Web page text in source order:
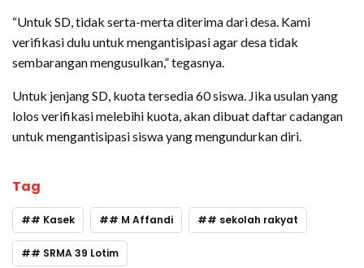
“Untuk SD, tidak serta-merta diterima dari desa. Kami
verifikasi dulu untuk mengantisipasi agar desa tidak
sembarangan mengusulkan,” tegasnya.
Untuk jenjang SD, kuota tersedia 60 siswa. Jika usulan yang
lolos verifikasi melebihi kuota, akan dibuat daftar cadangan
untuk mengantisipasi siswa yang mengundurkan diri.
Tag
# Kasek # M Affandi # sekolah rakyat
# SRMA 39 Lotim